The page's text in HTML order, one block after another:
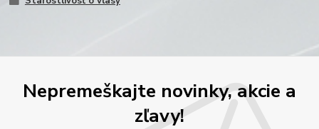
Nepremeškajte novinky, akcie a
zľavy!